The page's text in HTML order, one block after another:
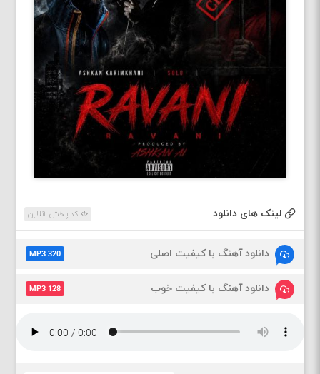
لینک های دانلود کد پخش آنلاین
دانلود آهنگ با کیفیت اصلی MP3 320
دانلود آهنگ با کیفیت خوب MP3 128